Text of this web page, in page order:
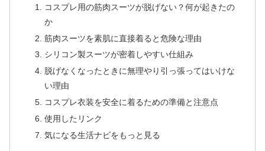
コスプレ用の筋肉スーツが脱げない？何が起きたの
か
筋肉スーツを素肌に直接着ると危険な理由
シリコン製スーツが密着しやすい仕組み
脱げなくなったときに無理やり引っ張ってはいけな
い理由
コスプレ衣装を安全に着るための準備と注意点
使用したリンク
気になる生活ナビをもっと見る